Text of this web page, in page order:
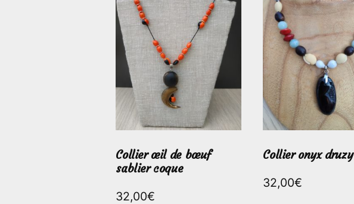
Collier œil de bœuf
sablier coque
32,00€
Collier onyx druzy
32,00€